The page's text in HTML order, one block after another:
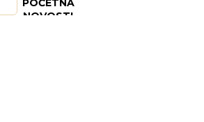
POČETNA
NOVOSTI